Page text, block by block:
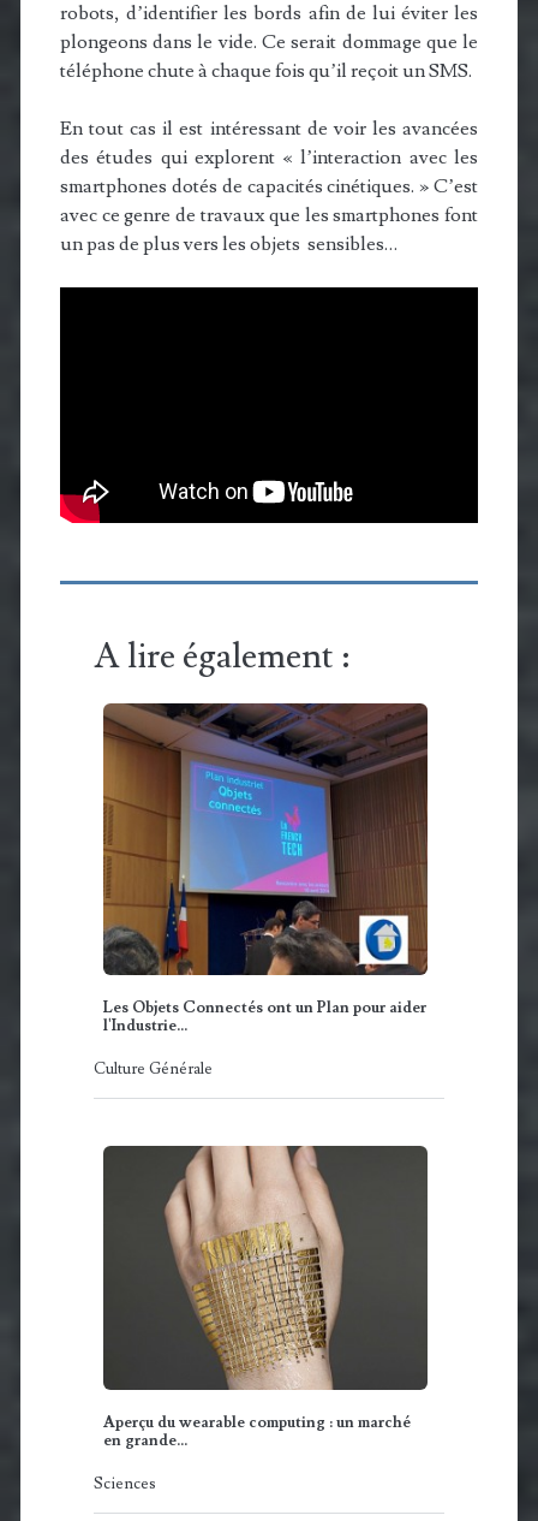
robots, d’identifier les bords afin de lui éviter les
plongeons dans le vide. Ce serait dommage que le
téléphone chute à chaque fois qu’il reçoit un SMS.
En tout cas il est intéressant de voir les avancées
des études qui explorent « l’interaction avec les
smartphones dotés de capacités cinétiques. » C’est
avec ce genre de travaux que les smartphones font
un pas de plus vers les objets sensibles…
A lire également :
Les Objets Connectés ont un Plan pour aider
l'Industrie...
Culture Générale
Aperçu du wearable computing : un marché
en grande…
Sciences